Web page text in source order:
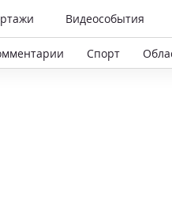
Видеособытия
Спорт